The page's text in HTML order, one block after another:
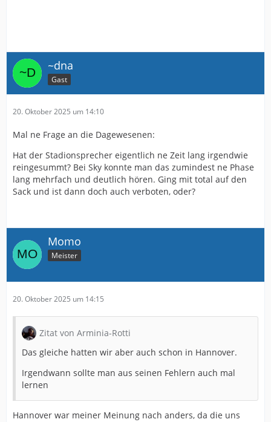
~dna
Gast
20. Oktober 2025 um 14:10
Mal ne Frage an die Dagewesenen:
Hat der Stadionsprecher eigentlich ne Zeit lang irgendwie
reingesummt? Bei Sky konnte man das zumindest ne Phase
lang mehrfach und deutlich hören. Ging mit total auf den
Sack und ist dann doch auch verboten, oder?
Momo
Meister
20. Oktober 2025 um 14:15
Zitat von Arminia-Rotti
Das gleiche hatten wir aber auch schon in Hannover.
Irgendwann sollte man aus seinen Fehlern auch mal
lernen
Hannover war meiner Meinung nach anders, da die uns